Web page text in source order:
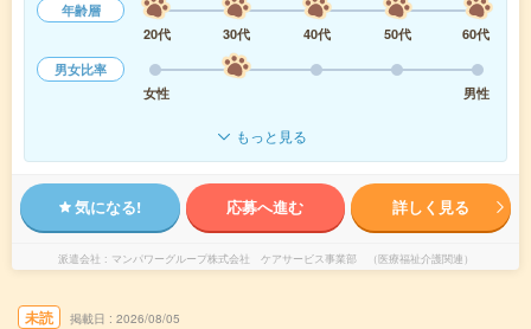
年齢層
20代
30代 40代 50代
60代
男女比率
女性
男性
もっと見る
気になる! 応募へ進む 詳しく見る
派遣会社 マンパワーグループ株式会社 ケアサービス事業部 （医療福祉介護関連）
未読 掲載日 2026/08/05